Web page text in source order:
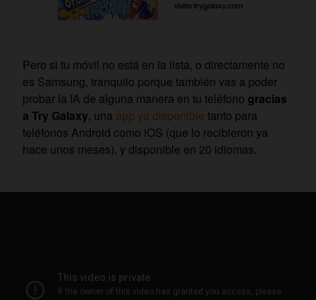
Pero si tu móvil no está en la lista, o directamente no
es Samsung, tranquilo porque también vas a poder
probar la IA de alguna manera en tu teléfono gracias
a Try Galaxy, una app ya disponible tanto para
teléfonos Android como iOS (que lo recibieron ya
hace unos meses), y disponible en 20 idiomas.